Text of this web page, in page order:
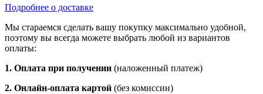
Подробнее о доставке
Мы стараемся сделать вашу покупку максимально удобной,
поэтому вы всегда можете выбрать любой из вариантов
оплаты:
1. Оплата при получении (наложенный платеж)
2. Онлайн-оплата картой (без комиссии)